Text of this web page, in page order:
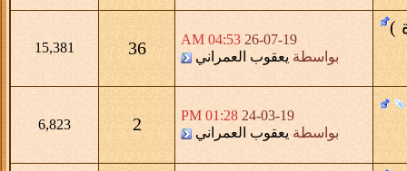
)
26-07-19
04:53 AM
بواسطة يعقوب العمراني 36
15,381
24-03-19
01:28 PM
بواسطة يعقوب العمراني 2
6,823